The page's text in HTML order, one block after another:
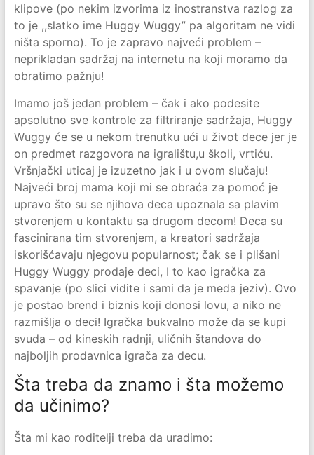
klipove (po nekim izvorima iz inostranstva razlog za
to je ,,slatko ime Huggy Wuggy” pa algoritam ne vidi
ništa sporno). To je zapravo najveći problem –
neprikladan sadržaj na internetu na koji moramo da
obratimo pažnju!
Imamo još jedan problem – čak i ako podesite
apsolutno sve kontrole za filtriranje sadržaja, Huggy
Wuggy će se u nekom trenutku ući u život dece jer je
on predmet razgovora na igralištu,u školi, vrtiću.
Vršnjački uticaj je izuzetno jak i u ovom slučaju!
Najveći broj mama koji mi se obraća za pomoć je
upravo što su se njihova deca upoznala sa plavim
stvorenjem u kontaktu sa drugom decom! Deca su
fascinirana tim stvorenjem, a kreatori sadržaja
iskorišćavaju njegovu popularnost; čak se i plišani
Huggy Wuggy prodaje deci, I to kao igračka za
spavanje (po slici vidite i sami da je meda jeziv). Ovo
je postao brend i biznis koji donosi lovu, a niko ne
razmišlja o deci! Igračka bukvalno može da se kupi
svuda – od kineskih radnji, uličnih štandova do
najboljih prodavnica igrača za decu.
Šta treba da znamo i šta možemo
da učinimo?
Šta mi kao roditelji treba da uradimo: